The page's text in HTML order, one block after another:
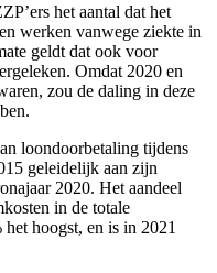
het aantal dat het
werken vanwege ziekte in
geldt dat ook voor
Omdat 2020 en
zou de daling in deze
loondoorbetaling tijdens
geleidelijk aan zijn
2020. Het aandeel
in de totale
hoogst, en is in 2021